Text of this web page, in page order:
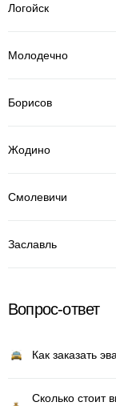
Логойск
Молодечно
Борисов
Жодино
Смолевичи
Заславль
Вопрос-ответ
Как заказать
Сколько стоит